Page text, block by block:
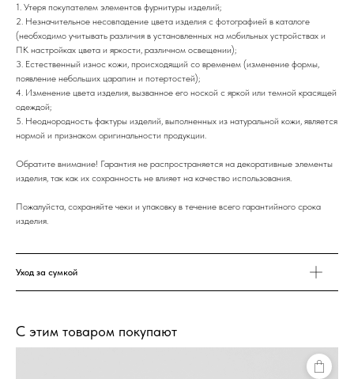
1. Утеря покупателем элементов фурнитуры изделий;
2. Незначительное несовпадение цвета изделия с фотографией в каталоге
(необходимо учитывать различия в установленных на мобильных устройствах и
ПК настройках цвета и яркости, различном освещении);
3. Естественный износ кожи, происходящий со временем (изменение формы,
появление небольших царапин и потертостей);
4. Изменение цвета изделия, вызванное его ноской с яркой или темной красящей
одеждой;
5. Неоднородность фактуры изделий, выполненных из натуральной кожи, является
нормой и признаком оригинальности продукции.
Обратите внимание! Гарантия не распространяется на декоративные элементы
изделия, так как их сохранность не влияет на качество использования.
Пожалуйста, сохраняйте чеки и упаковку в течение всего гарантийного срока
изделия.
Уход за сумкой
С этим товаром покупают